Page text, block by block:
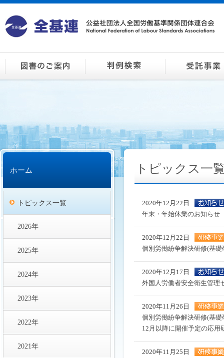
ホーム
トピックス一覧
2026年
2025年
2024年
2023年
2022年
2021年
トピックス一
2020年12月22日
年末・年始休業のお知らせ
2020年12月22日
個別労働紛争解決研修(基
2020年12月17日
外国人労働者安全衛生管理
2020年11月26日
個別労働紛争解決研修(基
12月以降に開催予定の応用
2020年11月25日